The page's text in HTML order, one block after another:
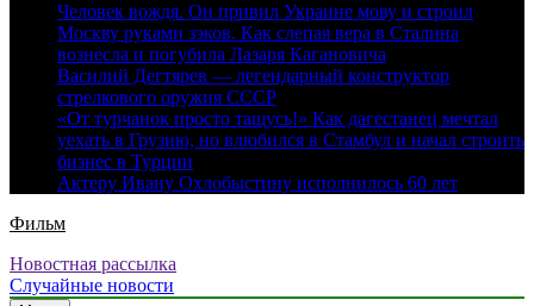
Человек вождя. Он привил Украине мову и строил
Москву руками зэков. Как слепая вера в Сталина
вознесла и погубила Лазаря Кагановича
Василий Дегтярев — легендарный конструктор
стрелкового оружия СССР
«От турчанок просто тащусь!» Как дагестанец мечтал
уехать в Грузию, но влюбился в Стамбул и начал строить
бизнес в Турции
Актеру Ивану Охлобыстину исполнилось 60 лет
Фильм
Новостная рассылка
Случайные новости